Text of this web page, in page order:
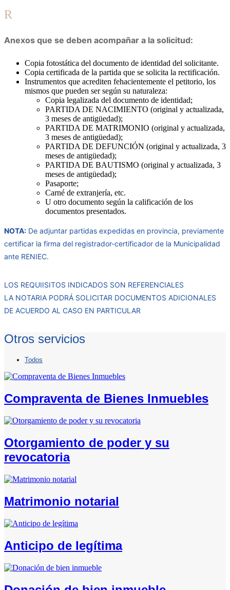
R
Anexos que se deben acompañar a la solicitud:
Copia fotostática del documento de identidad del solicitante.
Copia certificada de la partida que se solicita la rectificación.
Instrumentos que acrediten fehacientemente el petitorio, los
mismos que pueden ser según su naturaleza:
Copia legalizada del documento de identidad;
PARTIDA DE NACIMIENTO (original y actualizada,
3 meses de antigüedad);
PARTIDA DE MATRIMONIO (original y actualizada,
3 meses de antigüedad);
PARTIDA DE DEFUNCIÓN (original y actualizada, 3
meses de antigüedad);
PARTIDA DE BAUTISMO (original y actualizada, 3
meses de antigüedad);
Pasaporte;
Carné de extranjería, etc.
U otro documento según la calificación de los
documentos presentados.
NOTA: De adjuntar partidas expedidas en provincia, previamente
certificar la firma del registrador-certificador de la Municipalidad
ante RENIEC.
LOS REQUIISITOS INDICADOS SON REFERENCIALES
LA NOTARIA PODRÁ SOLICITAR DOCUMENTOS ADICIONALES
DE ACUERDO AL CASO EN PARTICULAR
Otros servicios
Todos
Compraventa de Bienes Inmuebles
Otorgamiento de poder y su
revocatoria
Matrimonio notarial
Anticipo de legítima